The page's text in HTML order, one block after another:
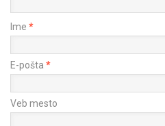
Ime *
E-pošta *
Veb mesto